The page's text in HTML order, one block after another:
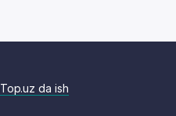
Top.uz da ish